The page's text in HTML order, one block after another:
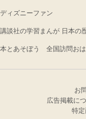
ディズニーファン
講談社の学習まんが 日本の
本とあそぼう 全国訪問お
お
広告掲載に
特